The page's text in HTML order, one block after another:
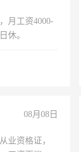
月工资4000-
休。
08月08日
业资格证，